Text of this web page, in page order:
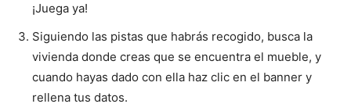
¡Juega ya!
Siguiendo las pistas que habrás recogido, busca la
vivienda donde creas que se encuentra el mueble, y
cuando hayas dado con ella haz clic en el banner y
rellena tus datos.